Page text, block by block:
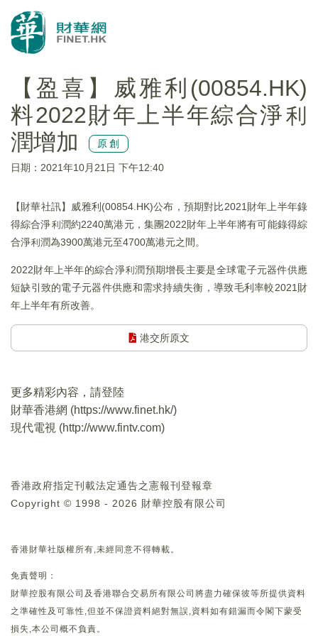
【盈喜】威雅利(00854.HK)
料2022財年上半年綜合淨利
潤增加
原創
日期：2021年10月21日 下午12:40
【財華社訊】威雅利(00854.HK)公布，預期對比2021財年上半年錄
得綜合淨利潤約2240萬港元，集團2022財年上半年將有可能錄得綜
合淨利潤為3900萬港元至4700萬港元之間。
2022財年上半年的綜合淨利潤預期增長主要是全球電子元器件供應
短缺引致的電子元器件供應和需求持續失衡，導致毛利率較2021財
年上半年有所改善。
港交所原文
更多精彩內容，請登陸
財華香港網 (https://www.finet.hk/)
現代電視 (http://www.fintv.com)
香港政府指定刊載法定通告之憲報刊登報章
Copyright © 1998 - 2026 財華控股有限公司
香港財華社版權所有,未經同意不得轉載。
免責聲明：
財華控股有限公司及香港聯合交易所有限公司將盡力確保彼等所提供資料
之準確性及可靠性,但並不保證資料絕對無誤,資料如有錯漏而令閣下蒙受
損失,本公司概不負責。